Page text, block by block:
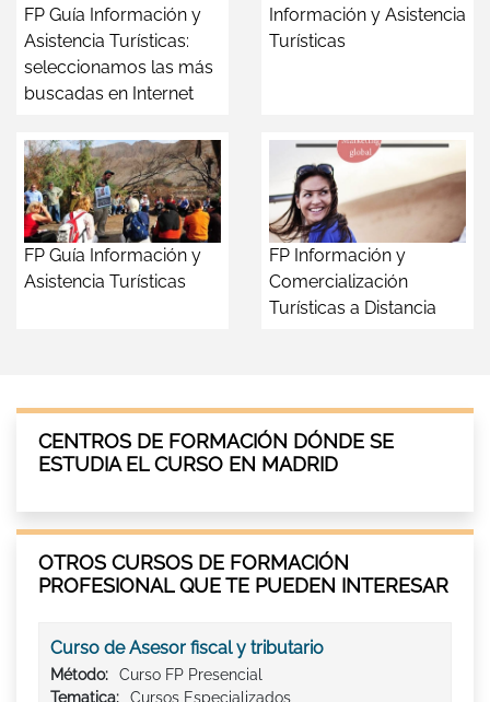
FP Guía Información y
Asistencia Turísticas:
seleccionamos las más
buscadas en Internet
Información y Asistencia
Turísticas
FP Guía Información y
Asistencia Turísticas
FP Información y
Comercialización
Turísticas a Distancia
CENTROS DE FORMACIÓN DÓNDE SE
ESTUDIA EL CURSO EN MADRID
OTROS CURSOS DE FORMACIÓN
PROFESIONAL QUE TE PUEDEN INTERESAR
Curso de Asesor fiscal y tributario
Método:
Curso FP Presencial
Tematica:
Cursos Especializados